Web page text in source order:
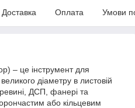
Доставка Оплата Умови
– це інструмент для
діаметру в листовій
ДСП, фанері та
або кільцевим